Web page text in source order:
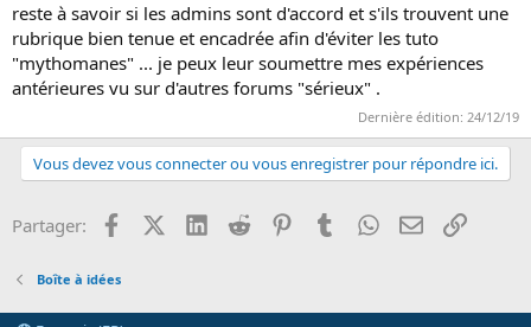
reste à savoir si les admins sont d'accord et s'ils trouvent une
rubrique bien tenue et encadrée afin d'éviter les tuto
"mythomanes" ... je peux leur soumettre mes expériences
antérieures vu sur d'autres forums "sérieux" .
Dernière édition: 24/12/19
Vous devez vous connecter ou vous enregistrer pour répondre ici.
Partager: FacebookX (Twitter)
LinkedInReddit PinterestTumblrWhatsApp
EmailLien
Boîte à idées